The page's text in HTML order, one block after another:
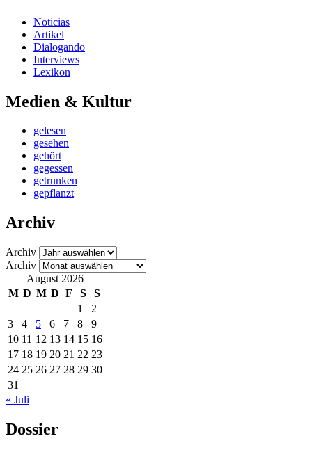
Noticias
Artikel
Dialogando
Interviews
Lexikon
Medien & Kultur
gelesen
gesehen
gehört
gegessen
getrunken
gepflanzt
Archiv
Archiv
Archiv
August 2026
M D M D F S
S
1
2
3
4 5 6 7 8
9
10 11 12 13 14 15 16
17 18 19 20 21 22 23
24 25 26 27 28 29 30
31
« Juli
Dossier